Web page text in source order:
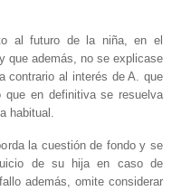
al futuro de la niña, en el
que además, no se explicase
contrario al interés de A. que
que en definitiva se resuelva
habitual.
la cuestión de fondo y se
de su hija en caso de
además, omite considerar